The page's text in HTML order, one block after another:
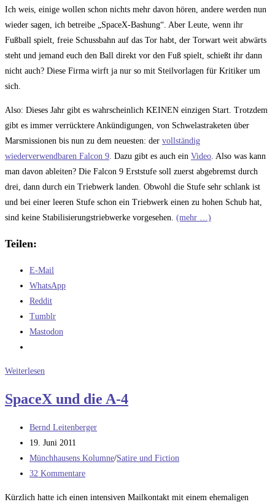
Ich weis, einige wollen schon nichts mehr davon hören, andere werden nun
wieder sagen, ich betreibe „SpaceX-Bashung“. Aber Leute, wenn ihr
Fußball spielt, freie Schussbahn auf das Tor habt, der Torwart weit abwärts
steht und jemand euch den Ball direkt vor den Fuß spielt, schießt ihr dann
nicht auch? Diese Firma wirft ja nur so mit Steilvorlagen für Kritiker um
sich.
Also: Dieses Jahr gibt es wahrscheinlich KEINEN einzigen Start. Trotzdem
gibt es immer verrücktere Ankündigungen, von Schwelastraketen über
Marsmissionen bis nun zu dem neuesten: der vollständig
wiederverwendbaren Falcon 9. Dazu gibt es auch ein Video. Also was kann
man davon ableiten? Die Falcon 9 Erststufe soll zuerst abgebremst durch
drei, dann durch ein Triebwerk landen. Obwohl die Stufe sehr schlank ist
und bei einer leeren Stufe schon ein Triebwerk einen zu hohen Schub hat,
sind keine Stabilisierungstriebwerke vorgesehen. (mehr …)
Teilen:
E-Mail
WhatsApp
Reddit
Tumblr
Mastodon
Weiterlesen
wirklich
SpaceX und die A-4
Beitrags-
Autor:
Bernd Leitenberger
Beitrag
veröffentlicht:
19. Juni 2011
Beitrags-
Kategorie:
Münchhausens Kolumne/Satire und Fiction
Beitrags-
32 Kommentare
Kürzlich hatte ich einen intensiven Mailkontakt mit einem ehemaligen